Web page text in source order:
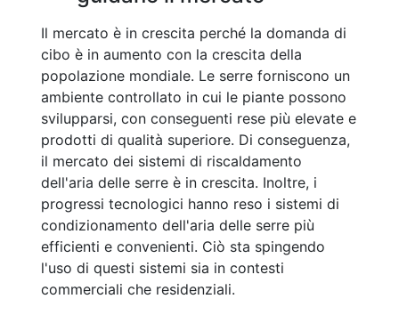
Il mercato è in crescita perché la domanda di
cibo è in aumento con la crescita della
popolazione mondiale. Le serre forniscono un
ambiente controllato in cui le piante possono
svilupparsi, con conseguenti rese più elevate e
prodotti di qualità superiore. Di conseguenza,
il mercato dei sistemi di riscaldamento
dell'aria delle serre è in crescita. Inoltre, i
progressi tecnologici hanno reso i sistemi di
condizionamento dell'aria delle serre più
efficienti e convenienti. Ciò sta spingendo
l'uso di questi sistemi sia in contesti
commerciali che residenziali.